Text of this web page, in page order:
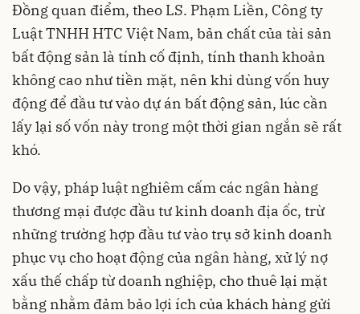
Đồng quan điểm, theo LS. Phạm Liền, Công ty
Luật TNHH HTC Việt Nam, bản chất của tài sản
bất động sản là tính cố định, tính thanh khoản
không cao như tiền mặt, nên khi dùng vốn huy
động để đầu tư vào dự án bất động sản, lúc cần
lấy lại số vốn này trong một thời gian ngắn sẽ rất
khó.
Do vậy, pháp luật nghiêm cấm các ngân hàng
thương mại được đầu tư kinh doanh địa ốc, trừ
những trường hợp đầu tư vào trụ sở kinh doanh
phục vụ cho hoạt động của ngân hàng, xử lý nợ
xấu thế chấp từ doanh nghiệp, cho thuê lại mặt
bằng nhằm đảm bảo lợi ích của khách hàng gửi